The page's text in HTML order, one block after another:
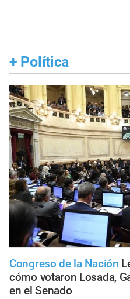
+ Política
Congreso de la Nación
cómo votaron Losada,
en el Senado